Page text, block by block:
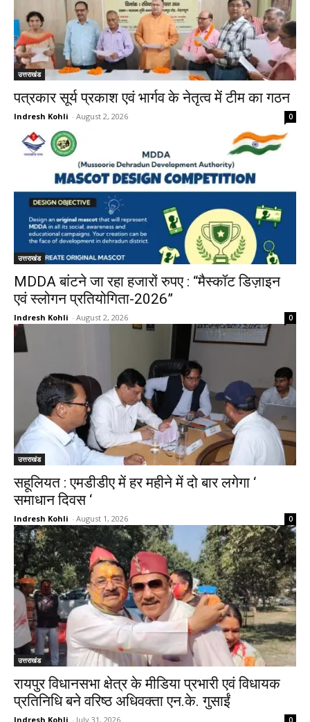
उत्तराखंड
पत्रकार सूर्य प्रकाश एवं भार्गव के नेतृत्व में टीम का गठन
Indresh Kohli - August 2, 2026 0
उत्तराखंड
MDDA बांटने जा रहा हजारों रुपए : “मैस्कॉट डिज़ाइन
एवं स्लोगन प्रतियोगिता-2026”
Indresh Kohli - August 2, 2026 0
उत्तराखंड
सहूलियत : एमडीडीए में हर महीने में दो बार लगेगा ‘
समाधान दिवस ‘
Indresh Kohli - August 1, 2026 0
उत्तराखंड
रायपुर विधानसभा क्षेत्र के मीडिया प्रभारी एवं विधायक
प्रतिनिधि बने वरिष्ठ अधिवक्ता एन.के. गुसाईं
Indresh Kohli - July 31, 2026 0